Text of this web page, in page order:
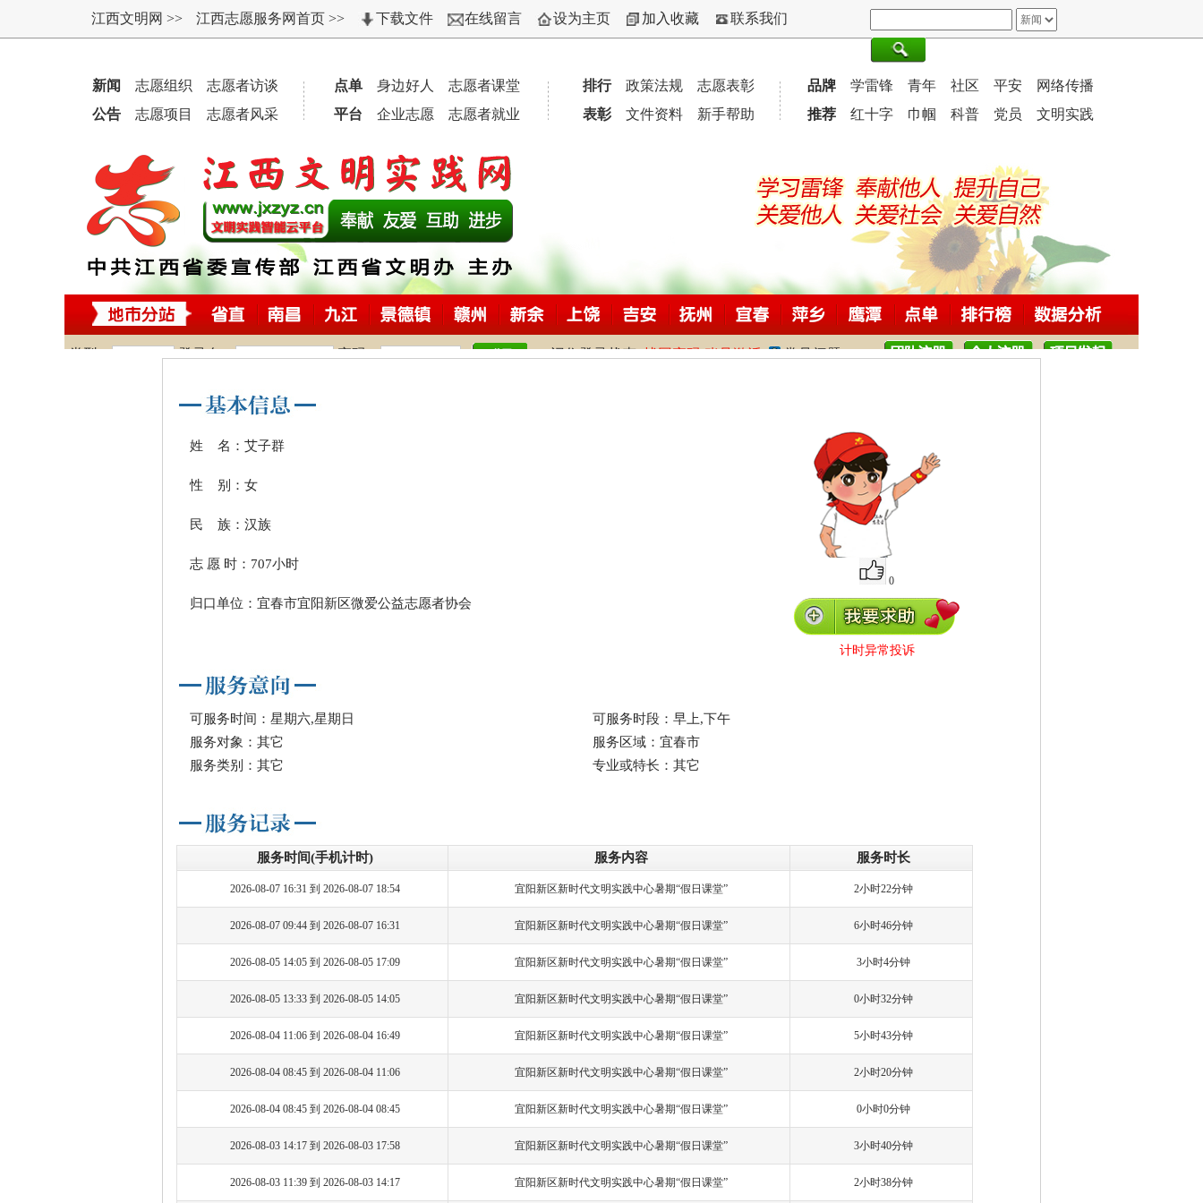
姓 名：艾子群
0
计时异常投诉
性 别：女
民 族：汉族
志 愿 时：707小时
归口单位：宜春市宜阳新区微爱公益志愿者协会
可服务时间：星期六,星期日
可服务时段：早上,下午
服务对象：其它
服务区域：宜春市
服务类别：其它
专业或特长：其它